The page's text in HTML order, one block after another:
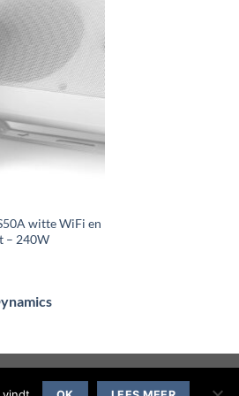
Toevoegen
aan
wenslijst
witte WiFi en
– 240W